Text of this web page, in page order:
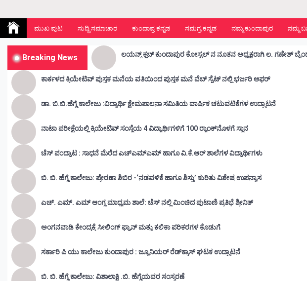
Kunda Vahini – ಕುಂದ ವಾಹಿನಿ
ಮುಖ ಪುಟ ಸುದ್ದಿ ಸಮಾಚಾರ ಕುಂದಾಪ್ರ ಕನ್ನಡ ಸಮಗ್ರ ಕನ್ನಡ ನಮ್ಮ ಕುಂದಾಪುರ ನಮ್ಮ
Breaking News ಲಯನ್ಸ್ ಕ್ಲಬ್ ಕುಂದಾಪುರ ಕೋಸ್ಟಲ್ ನ ನೂತನ ಅಧ್ಯಕ್ಷರಾಗಿ ಲ. ಗಣೇಶ್
ಕಾರ್ಕಳದ ಕ್ರಿಯೇಟಿವ್ ಪುಸ್ತಕ ಮನೆಯ ವತಿಯಿಂದ ಪುಸ್ತಕ ಮನೆ ವೆಬ್ ಸೈಟ್ ನಲ್ಲಿ ಭರ್ಜರಿ ಆಫರ್
ಡಾ. ಬಿ.ಬಿ.ಹೆಗ್ಡೆ ಕಾಲೇಜು :ವಿದ್ಯಾರ್ಥಿ ಕ್ಷೇಮಪಾಲನಾ ಸಮಿತಿಯ ವಾರ್ಷಿಕ ಚಟುವಟಿಕೆಗಳ ಉದ್ಘಾಟನೆ
ನಾಟಾ ಪರೀಕ್ಷೆಯಲ್ಲಿ ಕ್ರಿಯೇಟಿವ್ ಸಂಸ್ಥೆಯ 4 ವಿದ್ಯಾರ್ಥಿಗಳಿಗೆ 100 ರ‍್ಯಾಂಕ್‌ನೊಳಗೆ ಸ್ಥಾನ
ಚೆಸ್ ಪಂದ್ಯಾಟ : ಸಾಧನೆ ಮೆರೆದ ಎಚ್ಎಮ್ಎಮ್ ಹಾಗೂ ವಿ.ಕೆ.ಆರ್ ಶಾಲೆಗಳ ವಿದ್ಯಾರ್ಥಿಗಳು
ಬಿ. ಬಿ. ಹೆಗ್ಡೆ ಕಾಲೇಜು: ಪ್ರೇರಣಾ ಶಿಬಿರ -‘ನಡವಳಿಕೆ ಹಾಗೂ ಶಿಸ್ತು’ ಕುರಿತು ವಿಶೇಷ ಉಪನ್ಯಾಸ
ಎಚ್. ಎಮ್. ಎಮ್ ಆಂಗ್ಲ ಮಾಧ್ಯಮ ಶಾಲೆ: ಚೆಸ್ ನಲ್ಲಿ ಮಿಂಚಿದ ಪುಟಾಣಿ ಪ್ರತಿಭೆ ಶ್ರೀನಿತ್
ಅಂಗನವಾಡಿ ಕೇಂದ್ರಕ್ಕೆ ಸೀಲಿಂಗ್ ಫ್ಯಾನ್ ಮತ್ತು ಕಲಿಕಾ ಪರಿಕರಗಳ ಕೊಡುಗೆ
ಸರ್ಕಾರಿ ಪಿ ಯು ಕಾಲೇಜು ಕುಂದಾಪುರ : ಜ್ಯೂನಿಯರ್‌ ರೆಡ್‌ಕ್ರಾಸ್‌ ಘಟಕ ಉದ್ಘಾಟನೆ
ಬಿ. ಬಿ. ಹೆಗ್ಡೆ ಕಾಲೇಜು: ವಿಶಾಲಾಕ್ಷಿ .ಬಿ. ಹೆಗ್ಡೆಯವರ ಸಂಸ್ಮರಣೆ